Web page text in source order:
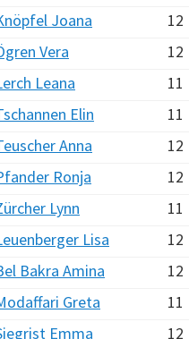
Joana 12
Vera 12
Leana 11
Elin 11
Anna 12
Ronja 12
Lynn 11
Lisa 12
Bakra Amina 12
Greta 11
Emma 12